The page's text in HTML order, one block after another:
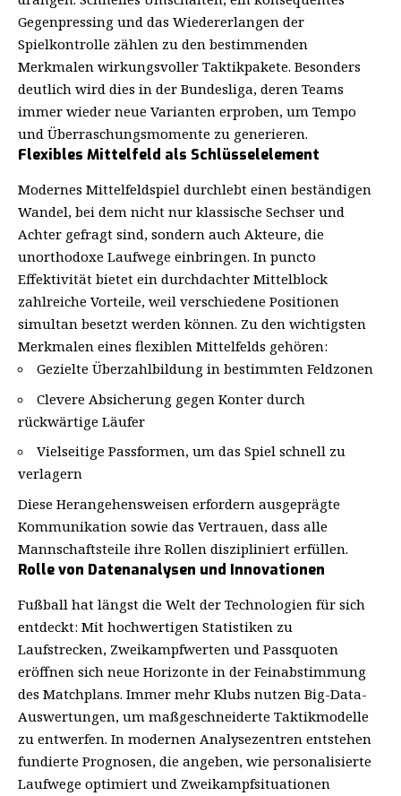
Gegenpressing und das Wiedererlangen der
Spielkontrolle zählen zu den bestimmenden
Merkmalen wirkungsvoller Taktikpakete. Besonders
deutlich wird dies in der Bundesliga, deren Teams
immer wieder neue Varianten erproben, um Tempo
und Überraschungsmomente zu generieren.
Flexibles Mittelfeld als Schlüsselelement
Modernes Mittelfeldspiel durchlebt einen beständigen
Wandel, bei dem nicht nur klassische Sechser und
Achter gefragt sind, sondern auch Akteure, die
unorthodoxe Laufwege einbringen. In puncto
Effektivität bietet ein durchdachter Mittelblock
zahlreiche Vorteile, weil verschiedene Positionen
simultan besetzt werden können. Zu den wichtigsten
Merkmalen eines flexiblen Mittelfelds gehören:
Gezielte Überzahlbildung in bestimmten Feldzonen
Clevere Absicherung gegen Konter durch
rückwärtige Läufer
Vielseitige Passformen, um das Spiel schnell zu
verlagern
Diese Herangehensweisen erfordern ausgeprägte
Kommunikation sowie das Vertrauen, dass alle
Mannschaftsteile ihre Rollen diszipliniert erfüllen.
Rolle von Datenanalysen und Innovationen
Fußball hat längst die Welt der Technologien für sich
entdeckt: Mit hochwertigen Statistiken zu
Laufstrecken, Zweikampfwerten und Passquoten
eröffnen sich neue Horizonte in der Feinabstimmung
des Matchplans. Immer mehr Klubs nutzen Big-Data-
Auswertungen, um maßgeschneiderte Taktikmodelle
zu entwerfen. In modernen Analysezentren entstehen
fundierte Prognosen, die angeben, wie personalisierte
Laufwege optimiert und Zweikampfsituationen